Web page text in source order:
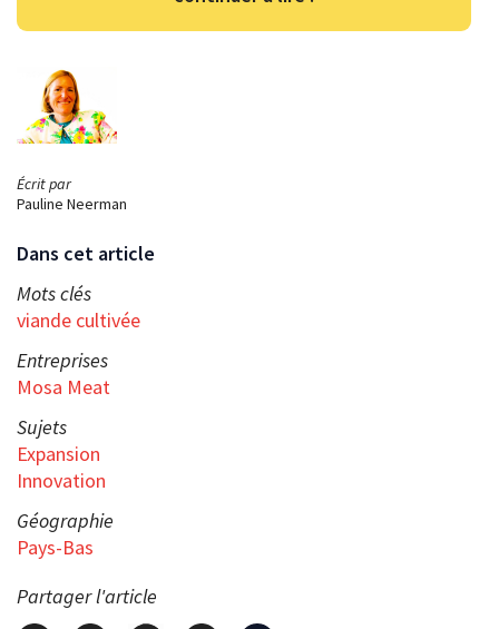
Écrit par
Pauline Neerman
Dans cet article
Mots clés
viande cultivée
Entreprises
Mosa Meat
Sujets
Expansion
Innovation
Géographie
Pays-Bas
Partager l'article